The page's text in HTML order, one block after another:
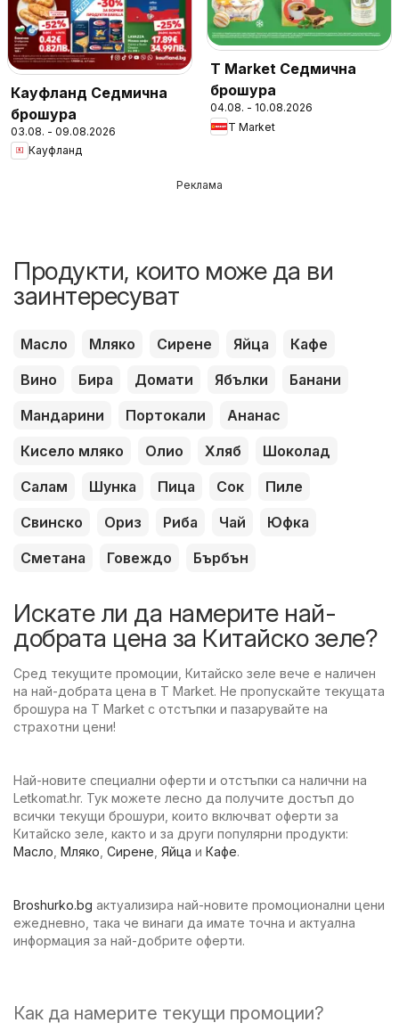
Кауфланд Седмична
брошура
03.08. - 09.08.2026
Кауфланд
T Market Седмична
брошура
04.08. - 10.08.2026
T Market
Реклама
Продукти, които може да ви
заинтересуват
Масло Мляко Сирене Яйца
Кафе
Вино
Бира Домати Ябълки
Банани
Мандарини
Портокали
Ананас
Кисело мляко
Олио Хляб
Шоколад
Салам
Шунка Пица Сок
Пиле
Свинско
Ориз Риба Чай
Юфка
Сметана
Говеждо Бърбън
Искате ли да намерите най-
добрата цена за Китайско зеле?
Сред текущите промоции, Китайско зеле вече е наличен
на най-добрата цена в T Market. Не пропускайте текущата
брошура на T Market с отстъпки и пазарувайте на
страхотни цени!
Най-новите специални оферти и отстъпки са налични на
Letkomat.hr. Тук можете лесно да получите достъп до
всички текущи брошури, които включват оферти за
Китайско зеле, както и за други популярни продукти:
Масло Мляко Сирене Яйца и Кафе.
Broshurko.bg актуализира най-новите промоционални цени
ежедневно, така че винаги да имате точна и актуална
информация за най-добрите оферти.
Как да намерите текущи промоции?